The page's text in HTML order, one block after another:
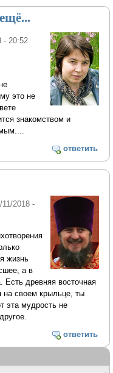
- 20:52
это не
знакомством и
ответить
11/2018 -
жизнь
а в
Есть древняя восточная
на своем крыльце, ты
эта мудрость не
ответить